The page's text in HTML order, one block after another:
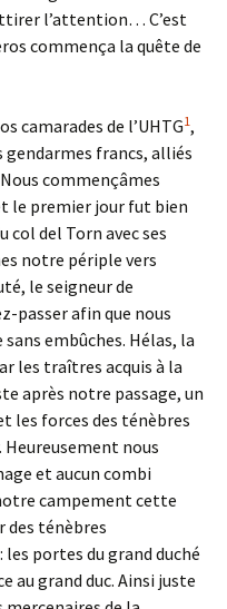
l’attention… C’est
commença la quête de
camarades de l’UHTG1,
gendarmes francs, alliés
commençâmes
le premier jour fut bien
col del Torn avec ses
notre périple vers
le seigneur de
passer afin que nous
embûches. Hélas, la
les traîtres acquis à la
après notre passage, un
les forces des ténèbres
Heureusement nous
et aucun combi
campement cette
des ténèbres
portes du grand duché
au grand duc. Ainsi juste